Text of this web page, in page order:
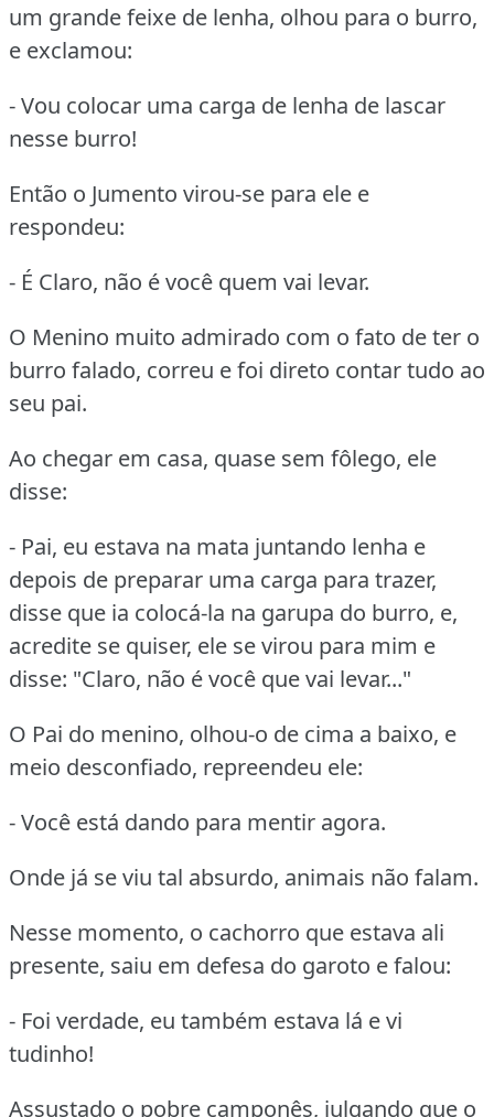
um grande feixe de lenha, olhou para o burro,
e exclamou:
- Vou colocar uma carga de lenha de lascar
nesse burro!
Então o Jumento virou-se para ele e
respondeu:
- É Claro, não é você quem vai levar.
O Menino muito admirado com o fato de ter o
burro falado, correu e foi direto contar tudo ao
seu pai.
Ao chegar em casa, quase sem fôlego, ele
disse:
- Pai, eu estava na mata juntando lenha e
depois de preparar uma carga para trazer,
disse que ia colocá-la na garupa do burro, e,
acredite se quiser, ele se virou para mim e
disse: "Claro, não é você que vai levar..."
O Pai do menino, olhou-o de cima a baixo, e
meio desconfiado, repreendeu ele:
- Você está dando para mentir agora.
Onde já se viu tal absurdo, animais não falam.
Nesse momento, o cachorro que estava ali
presente, saiu em defesa do garoto e falou:
- Foi verdade, eu também estava lá e vi
tudinho!
Assustado o pobre camponês, julgando que o